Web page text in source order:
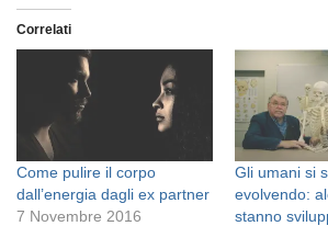
Correlati
Come pulire il corpo
dall’energia dagli ex partner
7 Novembre 2016
Gli umani si
evolvendo:
stanno